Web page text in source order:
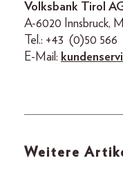
Volksbank Tirol
A-6020 Innsbruck,
Tel.: +43 (0)50 566
E-Mail:
Weitere